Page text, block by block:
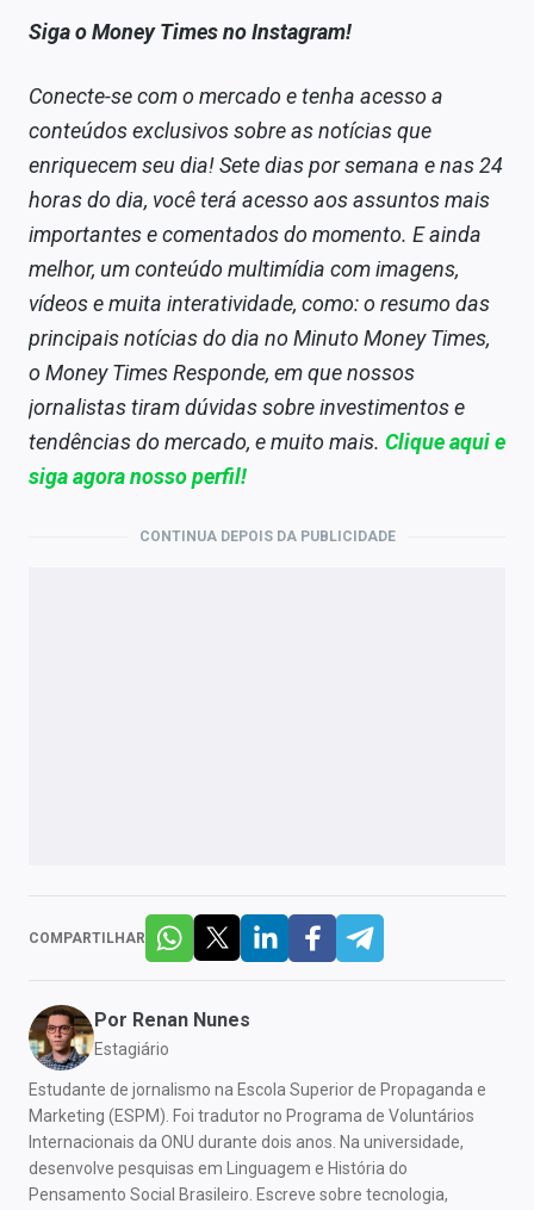
Siga o Money Times no Instagram!
Conecte-se com o mercado e tenha acesso a
conteúdos exclusivos sobre as notícias que
enriquecem seu dia! Sete dias por semana e nas 24
horas do dia, você terá acesso aos assuntos mais
importantes e comentados do momento. E ainda
melhor, um conteúdo multimídia com imagens,
vídeos e muita interatividade, como: o resumo das
principais notícias do dia no Minuto Money Times,
o Money Times Responde, em que nossos
jornalistas tiram dúvidas sobre investimentos e
tendências do mercado, e muito mais. Clique aqui e
siga agora nosso perfil!
CONTINUA DEPOIS DA PUBLICIDADE
COMPARTILHAR
Por Renan Nunes
Estagiário
Estudante de jornalismo na Escola Superior de Propaganda e
Marketing (ESPM). Foi tradutor no Programa de Voluntários
Internacionais da ONU durante dois anos. Na universidade,
desenvolve pesquisas em Linguagem e História do
Pensamento Social Brasileiro. Escreve sobre tecnologia,